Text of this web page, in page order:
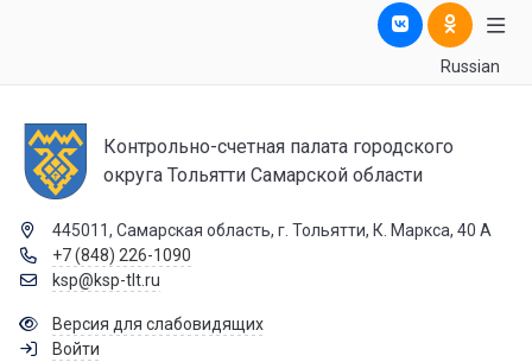
Russian
Контрольно-счетная палата городского
округа Тольятти Самарской области
445011, Самарская область, г. Тольятти, К. Маркса, 40 А
+7 (848) 226-1090
ksp@ksp-tlt.ru
Версия для слабовидящих
Войти